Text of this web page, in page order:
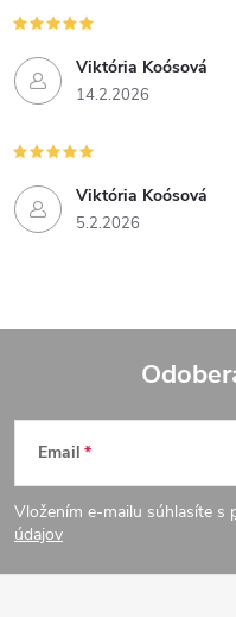
Viktória Koósová
14.2.2026
Viktória Koósová
5.2.2026
Z
á
p
Email
Vložením e-mailu súhlasíte s
údajov